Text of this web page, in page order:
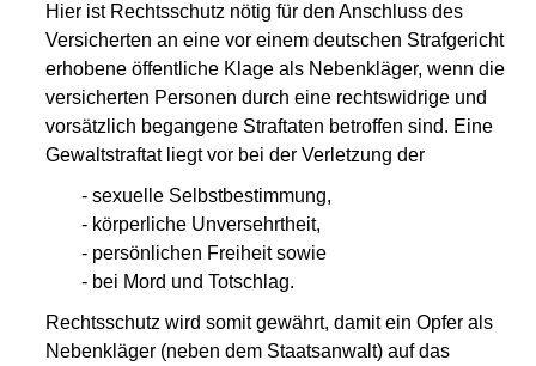
Hier ist Rechtsschutz nötig für den Anschluss des
Versicherten an eine vor einem deutschen Strafgericht
erhobene öffentliche Klage als Nebenkläger, wenn die
versicherten Personen durch eine rechtswidrige und
vorsätzlich begangene Straftaten betroffen sind. Eine
Gewaltstraftat liegt vor bei der Verletzung der
- sexuelle Selbstbestimmung,
- körperliche Unversehrtheit,
- persönlichen Freiheit sowie
- bei Mord und Totschlag.
Rechtsschutz wird somit gewährt, damit ein Opfer als
Nebenkläger (neben dem Staatsanwalt) auf das